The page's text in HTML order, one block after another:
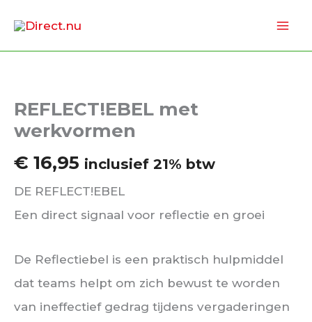
naar
REFLECT!EBEL met
werkvormen
€ 16,95 inclusief 21% btw
DE REFLECT!EBEL
Een direct signaal voor reflectie en groei
De Reflectiebel is een praktisch hulpmiddel
dat teams helpt om zich bewust te worden
van ineffectief gedrag tijdens vergaderingen